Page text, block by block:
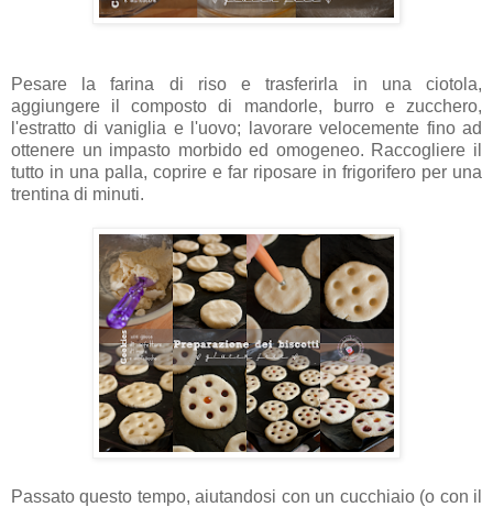
Pesare la farina di riso e trasferirla in una ciotola,
aggiungere il composto di mandorle, burro e zucchero,
l'estratto di vaniglia e l'uovo; lavorare velocemente fino ad
ottenere un impasto morbido ed omogeneo. Raccogliere il
tutto in una palla, coprire e far riposare in frigorifero per una
trentina di minuti.
Passato questo tempo, aiutandosi con un cucchiaio (o con il